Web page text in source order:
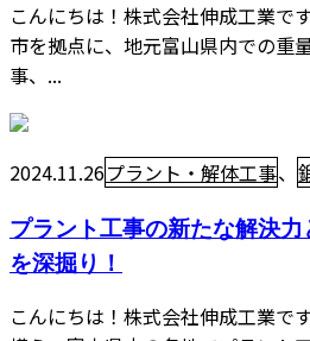
こんにちは！株式会社伸成工業で
市を拠点に、地元富山県内での重
事、...
2024.11.26プラント・解体工事、
プラント工事の新たな解決
を深掘り！
こんにちは！株式会社伸成工業で